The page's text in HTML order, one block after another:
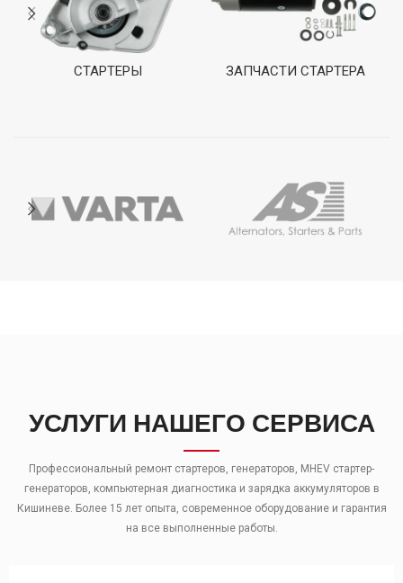
СТАРТЕРЫ ЗАПЧАСТИ СТАРТЕРА
УСЛУГИ НАШЕГО СЕРВИСА
Профессиональный ремонт стартеров, генераторов, MHEV стартер-
генераторов, компьютерная диагностика и зарядка аккумуляторов в
Кишиневе. Более 15 лет опыта, современное оборудование и гарантия
на все выполненные работы.